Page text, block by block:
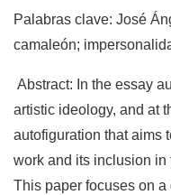
Palabras clave: José
camaleón;
Abstract: In the essay
artistic ideology, and at
autofiguration that aims
work and its inclusion
This paper focuses on